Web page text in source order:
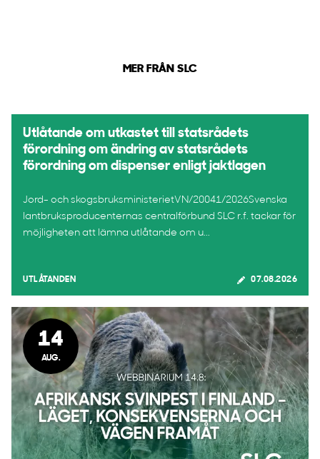
MER FRÅN SLC
Utlåtande om utkastet till statsrådets
förordning om ändring av statsrådets
förordning om dispenser enligt jaktlagen
Jord- och skogsbruksministerietVN/20041/2026Svenska
lantbruksproducenternas centralförbund SLC r.f. tackar för
möjligheten att lämna utlåtande om u...
UTLÅTANDEN 07.08.2026
14
AUG.